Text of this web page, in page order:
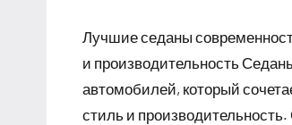
Лучшие седаны
и производительность
автомобилей, который
стиль и